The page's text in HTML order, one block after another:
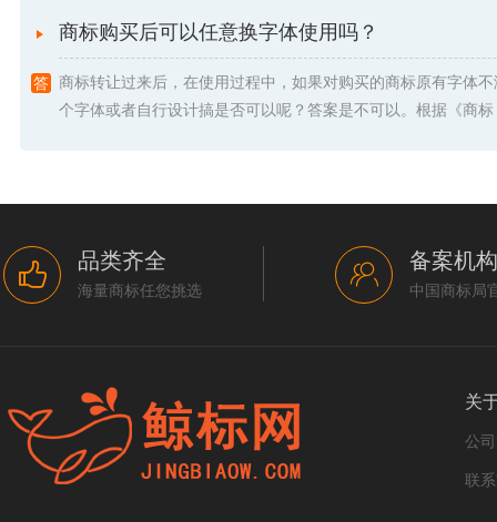
商标购买后可以任意换字体使用吗？
商标转让过来后，在使用过程中，如果对购买的商标原有字体
个字体或者自行设计搞是否可以呢？答案是不可以。根据《商
品类齐全
海量商标任您挑选
备案机构
中国商标局
关
公
联